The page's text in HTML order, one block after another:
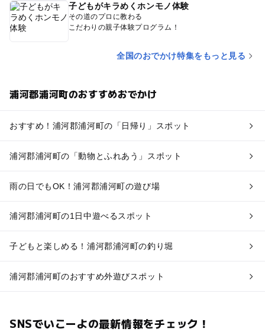
子どもがキラめくホンモノ体験
その道のプロに教わる
こだわりの親子体験プログラム！
全国のおでかけ特集をもっと見る
浦河郡浦河町のおすすめおでかけ
おすすめ！浦河郡浦河町の「日帰り」スポット
浦河郡浦河町の「動物とふれあう」スポット
雨の日でもOK！浦河郡浦河町の遊び場
浦河郡浦河町の1日中遊べるスポット
子どもと楽しめる！浦河郡浦河町の釣り堀
浦河郡浦河町のおすすめ外遊びスポット
SNSでいこーよの最新情報をチェック！